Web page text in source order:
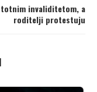
invaliditetom, a
roditelji protestuju